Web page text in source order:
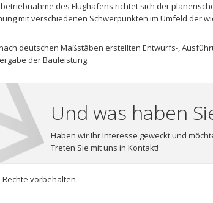
des Flughafens richtet sich der
mit verschiedenen Schwerpunkten im Umfeld der
deutschen Maßstäben erstellten Entwurfs-,
der Bauleistung.
Und was haben
Haben wir Ihr Interesse geweckt und
Treten Sie mit uns in Kontakt!
Rechte vorbehalten.